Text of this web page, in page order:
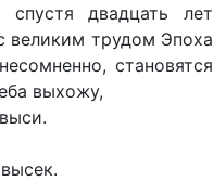
спустя двадцать лет
великим трудом Эпоха
становятся
выхожу,